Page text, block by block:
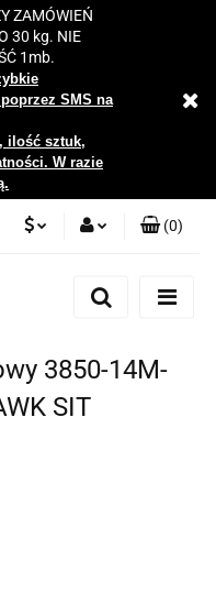
ZAMÓWIEŃ
30 kg. NIE
1mb.
SMS na
ilość sztuk,
W razie
Zaloguj się
Zgody cookies
(0)
3850-14M-
SIT